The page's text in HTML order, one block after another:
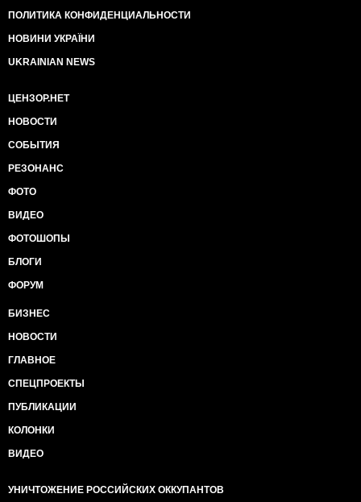
ПОЛИТИКА КОНФИДЕНЦИАЛЬНОСТИ
НОВИНИ УКРАЇНИ
UKRAINIAN NEWS
ЦЕНЗОР.НЕТ
НОВОСТИ
СОБЫТИЯ
РЕЗОНАНС
ФОТО
ВИДЕО
ФОТОШОПЫ
БЛОГИ
ФОРУМ
БИЗНЕС
НОВОСТИ
ГЛАВНОЕ
СПЕЦПРОЕКТЫ
ПУБЛИКАЦИИ
КОЛОНКИ
ВИДЕО
УНИЧТОЖЕНИЕ РОССИЙСКИХ ОККУПАНТОВ